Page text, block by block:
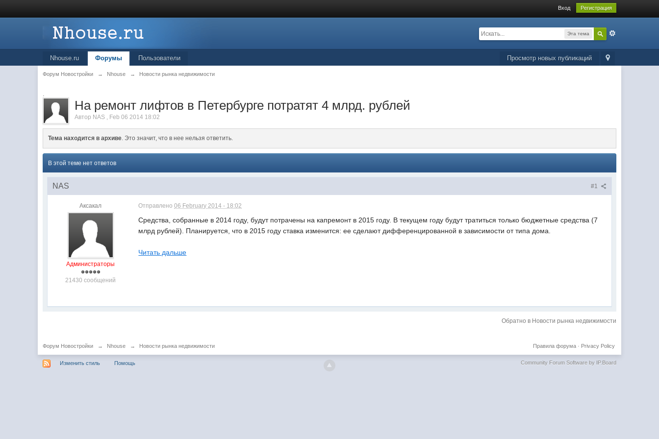
Вход Регистрация
Эта тема
Просмотр новых публикаций
Nhouse.ru Форумы Пользователи
Форум Новостройки → Nhouse → Новости рынка недвижимости
.
На ремонт лифтов в Петербурге потратят 4 млрд. рублей
Автор NAS , Feb 06 2014 18:02
Тема находится в архиве. Это значит, что в нее нельзя ответить.
В этой теме нет ответов
#1
NAS
Аксакал
Администраторы
21430 сообщений
Отправлено06 February 2014 - 18:02
Средства, собранные в 2014 году, будут потрачены на капремонт в 2015 году. В текущем году будут тратиться только бюджетные средства (7
млрд рублей). Планируется, что в 2015 году ставка изменится: ее сделают дифференцированной в зависимости от типа дома.
Читать дальше
Обратно в Новости рынка недвижимости
Форум Новостройки → Nhouse → Новости рынка недвижимости Privacy Policy
Правила форума·
Изменить стиль Помощь Community Forum Software by IP.Board